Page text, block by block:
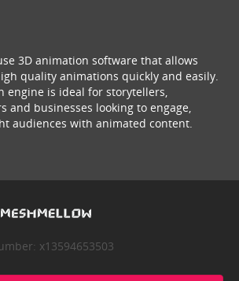
3D animation software that allows
quality animations quickly and easily.
engine is ideal for storytellers,
and businesses looking to engage,
audiences with animated content.
x13594653503